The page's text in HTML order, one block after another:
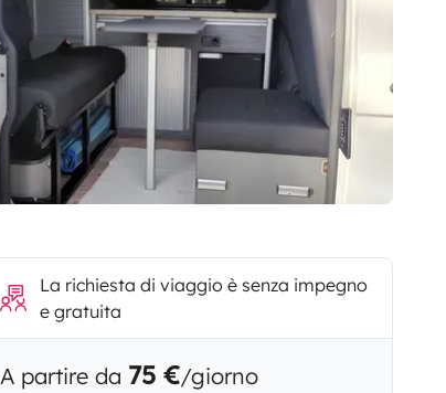
La richiesta di viaggio è senza impegno
e gratuita
A partire da 75 €/giorno